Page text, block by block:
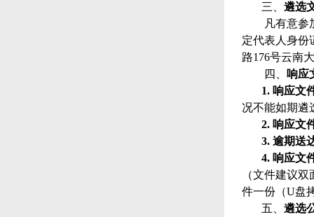
三、 遴选
凡有意参
定代表人身份
路176号云南
四、
响应
1. 响应文
况不能如期遴
2. 响应文
3. 逾期送
4. 响应文
（文件建议
件一份（U盘
五、 遴选